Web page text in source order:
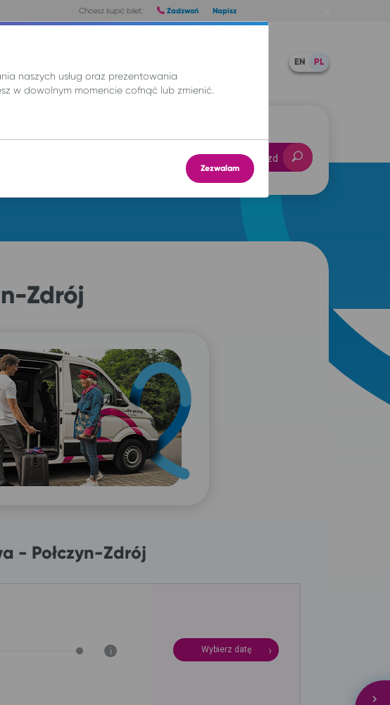
Chcesz kupić bilet: Zadzwoń Napisz
EN PL
Znajdź przejazd
Zdrój
- Połczyn-Zdrój
i Wybierz datę
naszych usług oraz prezentowania
w dowolnym momencie cofnąć lub zmienić.
Zezwalam